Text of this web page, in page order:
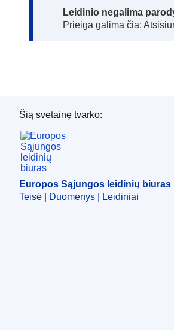
Note:
Leidinio negalima
Prieiga galima čia:
Europos Sąjungos leidinių
Šią svetainę tvarko:
Europos Sąjungos leidinių biuras
Teisė | Duomenys | Leidiniai